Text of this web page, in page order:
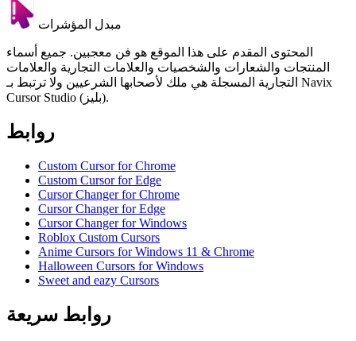
مبدل المؤشرات
المحتوى المقدم على هذا الموقع هو فن معجبين. جميع أسماء
المنتجات والشعارات والشخصيات والعلامات التجارية والعلامات
التجارية المسجلة هي ملك لأصحابها الشرعيين ولا ترتبط بـ Navix
Cursor Studio (بليز).
روابط
Custom Cursor for Chrome
Custom Cursor for Edge
Cursor Changer for Chrome
Cursor Changer for Edge
Cursor Changer for Windows
Roblox Custom Cursors
Anime Cursors for Windows 11 & Chrome
Halloween Cursors for Windows
Sweet and eazy Cursors
روابط سريعة